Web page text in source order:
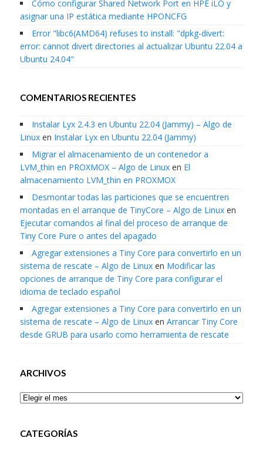
Cómo configurar Shared Network Port en HPE iLO y
asignar una IP estática mediante HPONCFG
Error "libc6(AMD64) refuses to install: "dpkg-divert:
error: cannot divert directories al actualizar Ubuntu 22.04 a
Ubuntu 24.04"
COMENTARIOS RECIENTES
Instalar Lyx 2.4.3 en Ubuntu 22.04 (Jammy) – Algo de
Linuxen Instalar Lyx en Ubuntu 22.04 (Jammy)
Migrar el almacenamiento de un contenedor a
LVM_thin en PROXMOX – Algo de Linuxen El
almacenamiento LVM_thin en PROXMOX
Desmontar todas las particiones que se encuentren
montadas en el arranque de TinyCore – Algo de Linuxen
Ejecutar comandos al final del proceso de arranque de
Tiny Core Pure o antes del apagado
Agregar extensiones a Tiny Core para convertirlo en un
sistema de rescate – Algo de Linuxen Modificar las
opciones de arranque de Tiny Core para configurar el
idioma de teclado español
Agregar extensiones a Tiny Core para convertirlo en un
sistema de rescate – Algo de Linuxen Arrancar Tiny Core
desde GRUB para usarlo como herramienta de rescate
ARCHIVOS
Archivos
CATEGORÍAS